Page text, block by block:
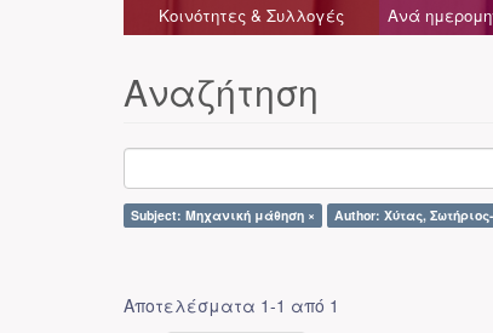
Κοινότητες & Συλλογές Ανά
Αναζήτηση
Subject: Μηχανική μάθηση × Author: Χύτας,
Αποτελέσματα 1-1 από 1